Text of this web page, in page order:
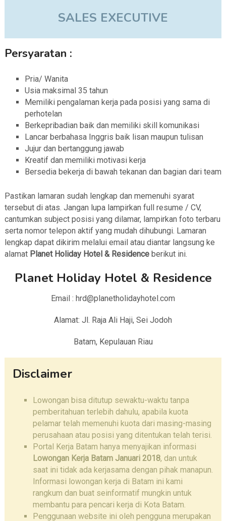
SALES EXECUTIVE
Persyaratan :
Pria/ Wanita
Usia maksimal 35 tahun
Memiliki pengalaman kerja pada posisi yang sama di
perhotelan
Berkepribadian baik dan memiliki skill komunikasi
Lancar berbahasa Inggris baik lisan maupun tulisan
Jujur dan bertanggung jawab
Kreatif dan memiliki motivasi kerja
Bersedia bekerja di bawah tekanan dan bagian dari team
Pastikan lamaran sudah lengkap dan memenuhi syarat
tersebut di atas. Jangan lupa lampirkan full resume / CV,
cantumkan subject posisi yang dilamar, lampirkan foto terbaru
serta nomor telepon aktif yang mudah dihubungi. Lamaran
lengkap dapat dikirim melalui email atau diantar langsung ke
alamat Planet Holiday Hotel & Residence berikut ini.
Planet Holiday Hotel & Residence
Email : hrd@planetholidayhotel.com
Alamat: Jl. Raja Ali Haji, Sei Jodoh
Batam, Kepulauan Riau
Disclaimer
Lowongan bisa ditutup sewaktu-waktu tanpa
pemberitahuan terlebih dahulu, apabila kuota
pelamar telah memenuhi kuota dari masing-masing
perusahaan atau posisi yang ditentukan telah terisi.
Portal Kerja Batam hanya menyajikan informasi
Lowongan Kerja Batam Januari 2018, dan untuk
saat ini tidak ada kerjasama dengan pihak manapun.
Informasi lowongan kerja di Batam ini kami
rangkum dan buat seinformatif mungkin untuk
membantu para pencari kerja di Kota Batam.
Penggunaan website ini oleh pengguna merupakan